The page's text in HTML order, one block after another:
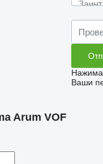
Ваши
Arum VOF